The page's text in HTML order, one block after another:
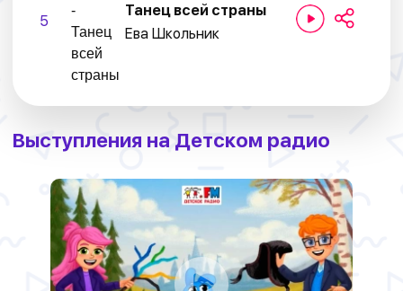
5
Танец всей страны
Ева Школьник
Выступления на Детском радио